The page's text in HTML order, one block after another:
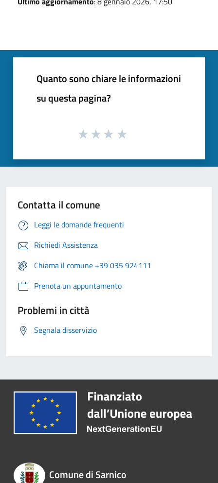
Quanto sono chiare le informazioni
su questa pagina?
Contatta il comune
Leggi le domande frequenti
Richiedi Assistenza
Chiama il comune +39 035 924111
Prenota un appuntamento
Problemi in città
Segnala disservizio
Comune di Sarnico